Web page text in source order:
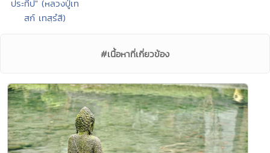
ประทีป" (หลวงปู่เท
สก์ เทสฺรํสี)
#เนื้อหาที่เกี่ยวข้อง